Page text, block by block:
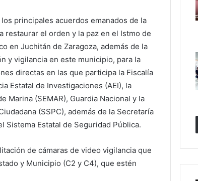
principales acuerdos emanados de la
restaurar el orden y la paz en el Istmo de
en Juchitán de Zaragoza, además de la
y vigilancia en este municipio, para la
directas en las que participa la Fiscalía
Estatal de Investigaciones (AEI), la
Marina (SEMAR), Guardia Nacional y la
(SSPC), además de la Secretaría
Sistema Estatal de Seguridad Pública.
de cámaras de video vigilancia que
y Municipio (C2 y C4), que estén